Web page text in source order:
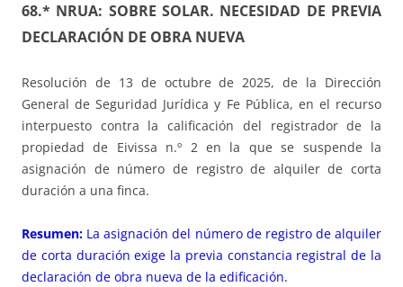
68.* NRUA: SOBRE SOLAR. NECESIDAD DE PREVIA
DECLARACIÓN DE OBRA NUEVA
Resolución de 13 de octubre de 2025, de la Dirección
General de Seguridad Jurídica y Fe Pública, en el recurso
interpuesto contra la calificación del registrador de la
propiedad de Eivissa n.º 2 en la que se suspende la
asignación de número de registro de alquiler de corta
duración a una finca.
Resumen: La asignación del número de registro de alquiler
de corta duración exige la previa constancia registral de la
declaración de obra nueva de la edificación.